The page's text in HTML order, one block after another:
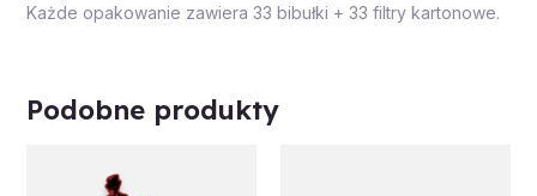
Każde opakowanie zawiera 33 bibułki + 33 filtry kartonowe.
Podobne produkty